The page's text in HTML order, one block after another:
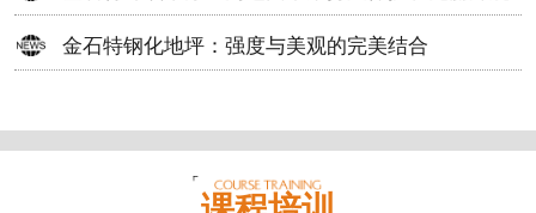
金石特钢化地坪：强度与美观的完美结合